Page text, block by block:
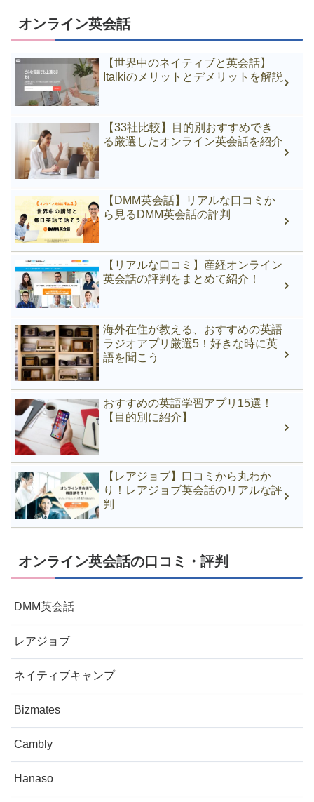
オンライン英会話
【世界中のネイティブと英会話】
Italkiのメリットとデメリットを解説
【33社比較】目的別おすすめでき
る厳選したオンライン英会話を紹介
【DMM英会話】リアルな口コミか
ら見るDMM英会話の評判
【リアルな口コミ】産経オンライン
英会話の評判をまとめて紹介！
海外在住が教える、おすすめの英語
ラジオアプリ厳選5！好きな時に英
語を聞こう
おすすめの英語学習アプリ15選！
【目的別に紹介】
【レアジョブ】口コミから丸わか
り！レアジョブ英会話のリアルな評
判
オンライン英会話の口コミ・評判
DMM英会話
レアジョブ
ネイティブキャンプ
Bizmates
Cambly
Hanaso